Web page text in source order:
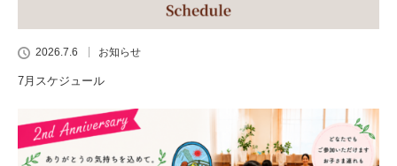
2026.7.6 お知らせ
7月スケジュール